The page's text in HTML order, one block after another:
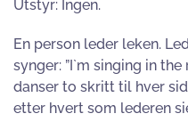
Utstyr: Ingen.
En person leder leken.
synger: ”I`m singing in the
danser to skritt til hver
etter hvert som lederen